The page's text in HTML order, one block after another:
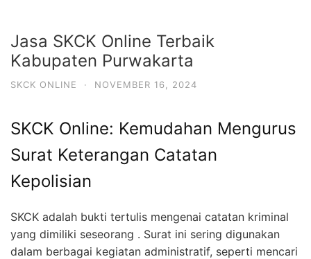
Jasa SKCK Online Terbaik
Kabupaten Purwakarta
SKCK ONLINE · NOVEMBER 16, 2024
SKCK Online: Kemudahan Mengurus
Surat Keterangan Catatan
Kepolisian
SKCK adalah bukti tertulis mengenai catatan kriminal
yang dimiliki seseorang . Surat ini sering digunakan
dalam berbagai kegiatan administratif, seperti mencari